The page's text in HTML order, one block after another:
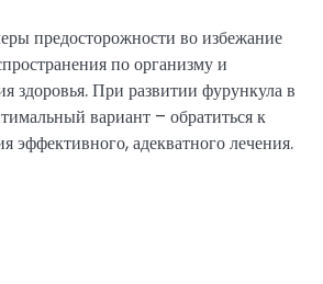
предосторожности во избежание
по организму и
здоровья. При развитии фурункула в
вариант – обратиться к
эффективного, адекватного лечения.